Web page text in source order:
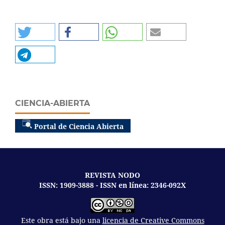
CIENCIA-ABIERTA
Portal de Ciencia Abierta
REVISTA NODO
ISSN: 1909-3888 - ISSN en línea: 2346-092X
Este obra está bajo una licencia de Creative Commons